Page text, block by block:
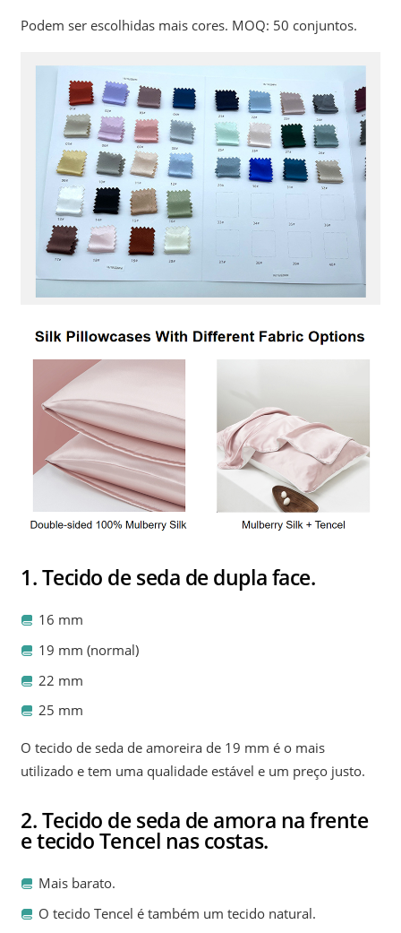
Podem ser escolhidas mais cores. MOQ: 50 conjuntos.
1. Tecido de seda de dupla face.
16 mm
19 mm (normal)
22 mm
25 mm
O tecido de seda de amoreira de 19 mm é o mais
utilizado e tem uma qualidade estável e um preço justo.
2. Tecido de seda de amora na frente
e tecido Tencel nas costas.
Mais barato.
O tecido Tencel é também um tecido natural.